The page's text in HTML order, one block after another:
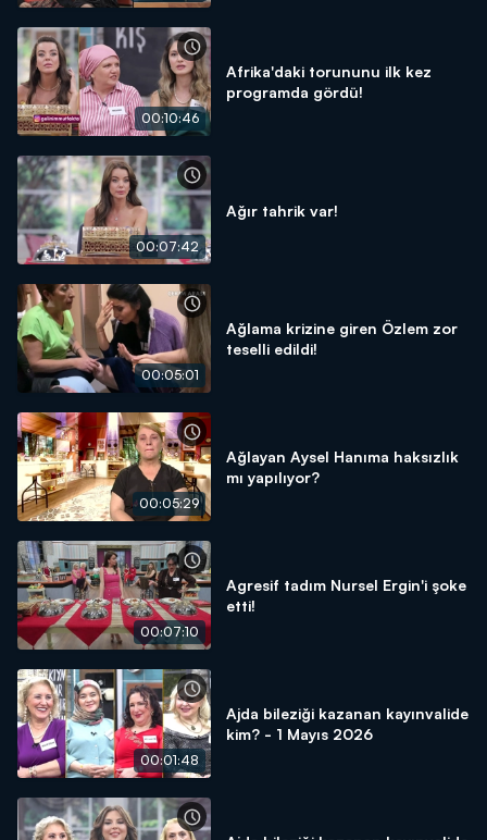
00:10:46
Afrika'daki torununu ilk kez
programda gördü!
00:07:42
Ağır tahrik var!
00:05:01
Ağlama krizine giren Özlem zor
teselli edildi!
00:05:29
Ağlayan Aysel Hanıma haksızlık
mı yapılıyor?
00:07:10
Agresif tadım Nursel Ergin'i şoke
etti!
00:01:48
Ajda bileziği kazanan kayınvalide
kim? - 1 Mayıs 2026